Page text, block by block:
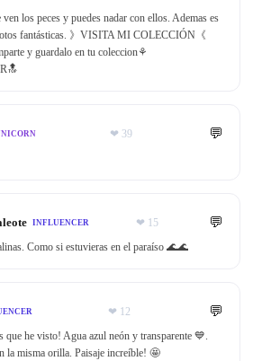
los peces y puedes nadar con ellos. Ademas es
fantásticas. 》VISITA MI COLECCIÓN《
y guardalo en tu coleccion⚘
❤ 39 💬
INFLUENCER ❤ 15 💬
Como si estuvieras en el paraíso 🌊🌊
❤ 12 💬
que he visto! Agua azul neón y transparente 💙.
la misma orilla. Paisaje increíble! 🤩